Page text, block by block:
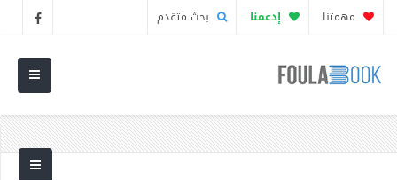
مهمتنا إدعمنا بحث متقدم